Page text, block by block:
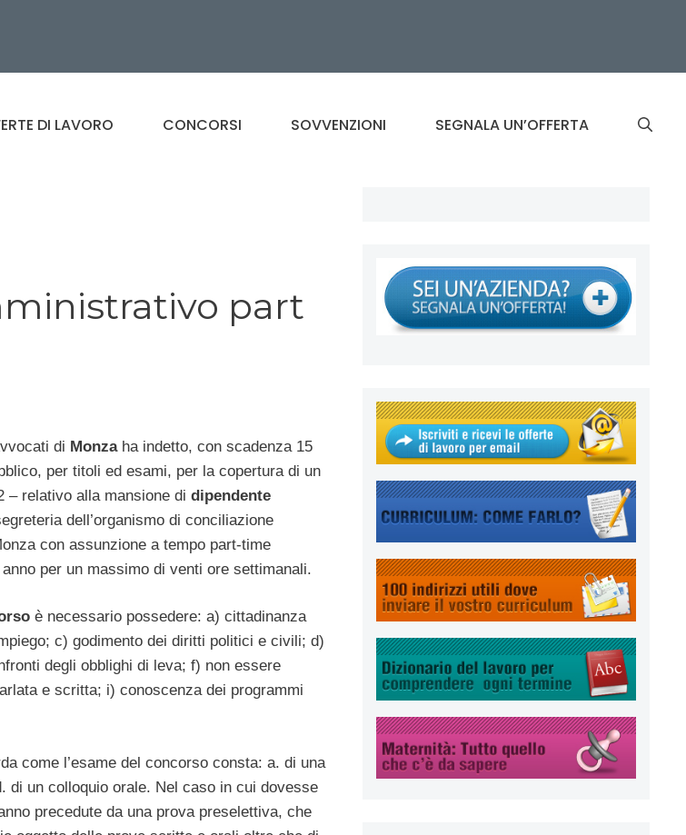
DI LAVORO CONCORSI SOVVENZIONI SEGNALA UN’OFFERTA
part
di Monzaha indetto, con scadenza 15
per titoli ed esami, per la copertura di un
– relativo alla mansione di dipendente
dell’organismo di conciliazione
con assunzione a tempo part-time
per un massimo di venti ore settimanali.
è necessario possedere: a) cittadinanza
c) godimento dei diritti politici e civili; d)
degli obblighi di leva; f) non essere
e scritta; i) conoscenza dei programmi
come l’esame del concorso consta: a. di una
un colloquio orale. Nel caso in cui dovesse
precedute da una prova preselettiva, che